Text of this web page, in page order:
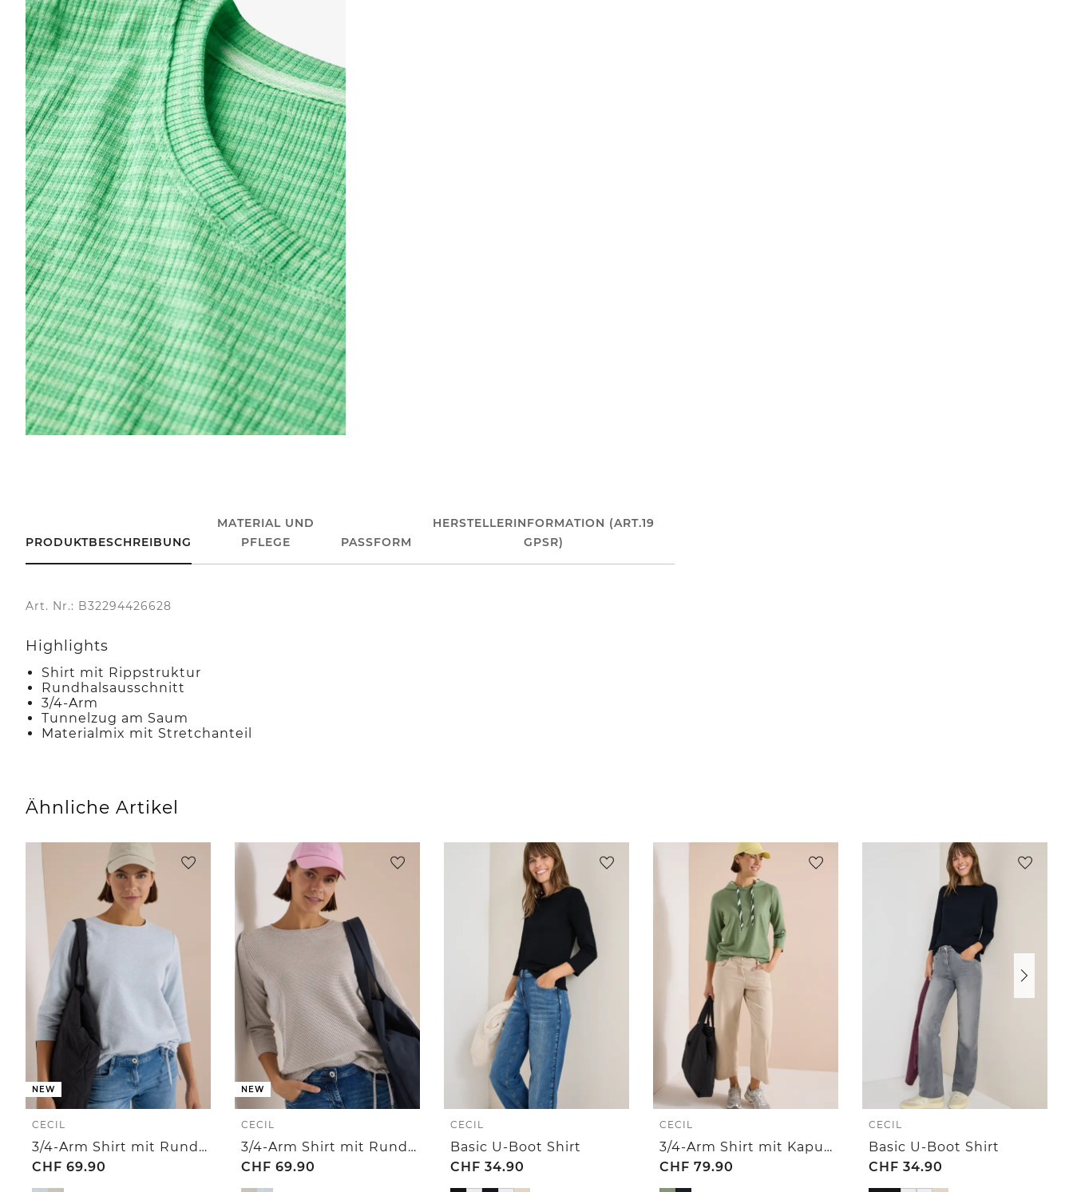
PRODUKTBESCHREIBUNG
MATERIAL UND
PFLEGE
PASSFORM
HERSTELLERINFORMATION (ART.19
GPSR)
Art. Nr.: B32294426628
Highlights
Shirt mit Rippstruktur
Rundhalsausschnitt
3/4-Arm
Tunnelzug am Saum
Materialmix mit Stretchanteil
Ähnliche Artikel
NEW
CECIL
3/4-Arm Shirt mit Rundhals und Struktur
CHF 69.90
NEW
CECIL
3/4-Arm Shirt mit Rundhals und Struktur
CHF 69.90
CECIL
Basic U-Boot Shirt
CHF 34.90
CECIL
3/4-Arm Shirt mit Kapuze und Printdetails
CHF 79.90
CECIL
Basic U-Boot Shirt
CHF 34.90